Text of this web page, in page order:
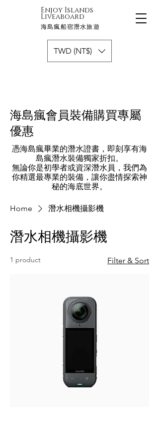
Enjoy Islands
Liveaboard
海島瘋船宿潛水旅遊
TWD (NT$)
​海島瘋會員裝備購買專屬
優惠
憑海島瘋畢業的潛水證書，即刻享有海
島瘋潛水裝備獨家折扣。
無論你是初學者或資深潛水員，我們為
你精選最專業的裝備，讓你盡情探索神
秘的海底世界。
Home 潛水相機攝影機
潛水相機攝影機
1 product Filter & Sort